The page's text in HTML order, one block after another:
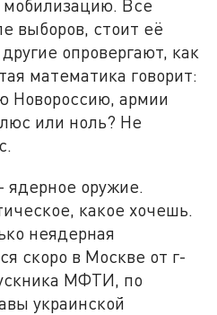
Все
выборов, стоит её
опровергают, как
математика говорит:
Новороссию, армии
или ноль? Не
оружие.
какое хочешь.
неядерная
скоро в Москве от г-
МФТИ, по
украинской